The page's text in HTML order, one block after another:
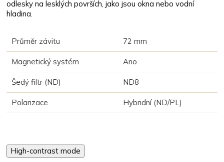
odlesky na lesklých površích, jako jsou okna nebo vodní
hladina.
Průměr závitu 72 mm
Magnetický systém Ano
Šedý filtr (ND) ND8
Polarizace Hybridní (ND/PL)
High-contrast mode